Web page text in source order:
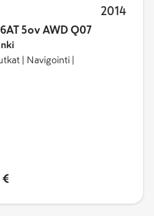
2014
5ov AWD Q07
| Navigointi |
€